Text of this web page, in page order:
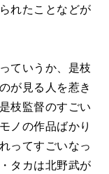
れたことなどが
ていうか、是枝
が見る人を惹き
枝監督のすごい
ノの作品ばかり
ってすごいなっ
タカは北野武が